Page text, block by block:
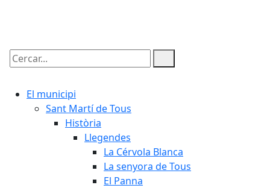
Cercar:
El municipi
Sant Martí de Tous
Història
Llegendes
La Cérvola Blanca
La senyora de Tous
El Panna